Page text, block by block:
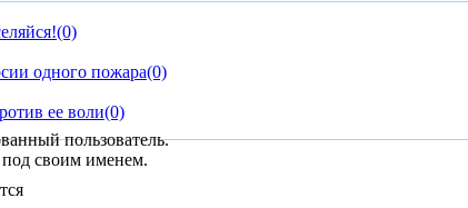
(0)
одного пожара(0)
ее воли(0)
пользователь.
своим именем.